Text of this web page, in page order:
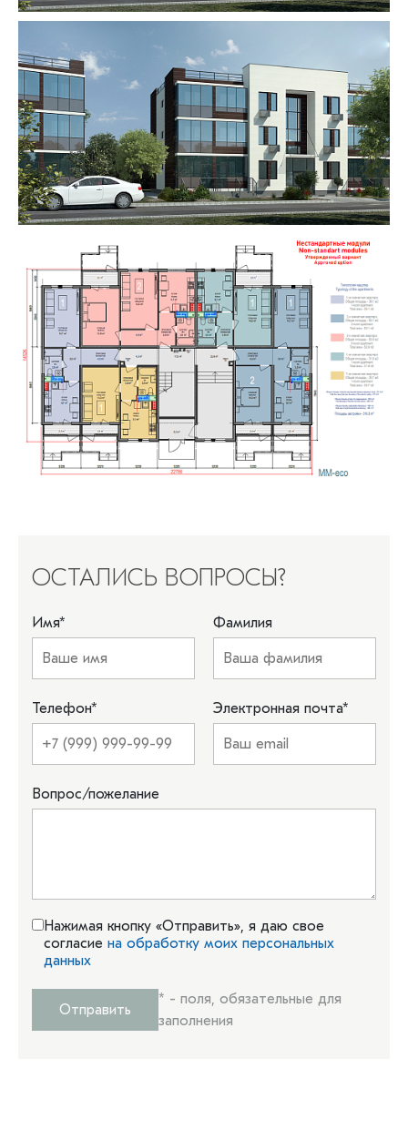
ОСТАЛИСЬ ВОПРОСЫ?
Имя* Фамилия
Телефон* Электронная почта*
Вопрос/пожелание
Нажимая кнопку «Отправить», я даю свое
согласие на обработку моих персональных
данных
Отправить
* - поля, обязательные для
заполнения